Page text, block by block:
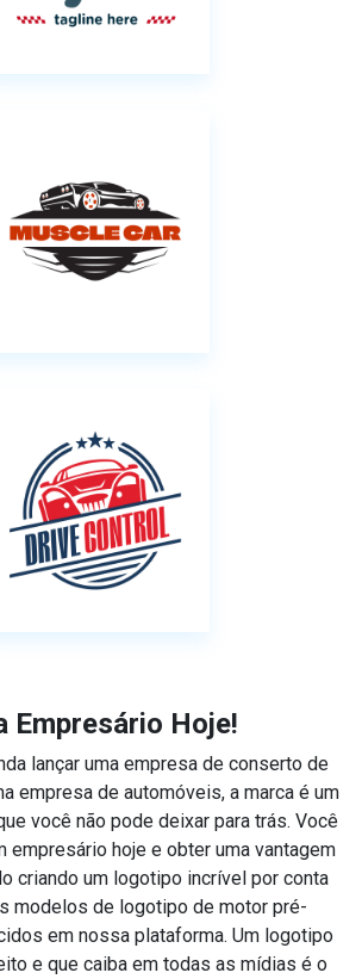
Empresário Hoje!
lançar uma empresa de conserto de
empresa de automóveis, a marca é um
você não pode deixar para trás. Você
empresário hoje e obter uma vantagem
criando um logotipo incrível por conta
modelos de logotipo de motor pré-
em nossa plataforma. Um logotipo
e que caiba em todas as mídias é o